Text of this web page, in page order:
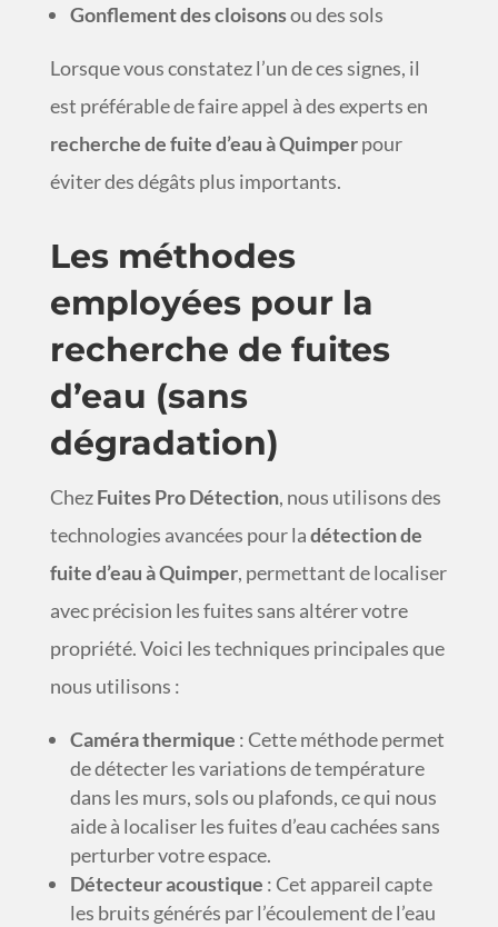
Gonflement des cloisonsou des sols
Lorsque vous constatez l’un de ces signes, il
est préférable de faire appel à des experts en
recherche de fuite d’eau à Quimperpour
éviter des dégâts plus importants.
Les méthodes
employées pour la
recherche de fuites
d’eau (sans
dégradation)
ChezFuites Pro Détection, nous utilisons des
technologies avancées pour ladétection de
fuite d’eau à Quimper, permettant de localiser
avec précision les fuites sans altérer votre
propriété. Voici les techniques principales que
nous utilisons :
Caméra thermique : Cette méthode permet
de détecter les variations de température
dans les murs, sols ou plafonds, ce qui nous
aide à localiser les fuites d’eau cachées sans
perturber votre espace.
Détecteur acoustique : Cet appareil capte
les bruits générés par l’écoulement de l’eau